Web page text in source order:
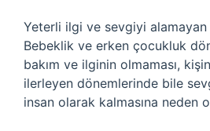
Yeterli ilgi ve sevgiyi
Bebeklik ve erken çocukluk
bakım ve ilginin olmaması,
ilerleyen dönemlerinde bile
insan olarak kalmasına neden